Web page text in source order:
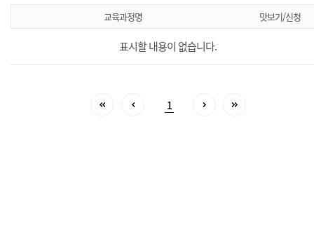
교육과정명 맛보기/신청
표시할 내용이 없습니다.
1